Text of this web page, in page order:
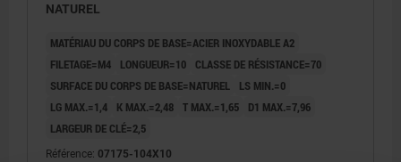
NATUREL
MATÉRIAU DU CORPS DE BASE=ACIER INOXYDABLE A2
FILETAGE=M4
LONGUEUR=10
CLASSE DE RÉSISTANCE=70
SURFACE DU CORPS DE BASE=NATUREL
LS MIN.=0
LG MAX.=1,4
K MAX.=2,48 T MAX.=1,65
D1 MAX.=7,96
LARGEUR DE CLÉ=2,5
Référence: 07175-104X10